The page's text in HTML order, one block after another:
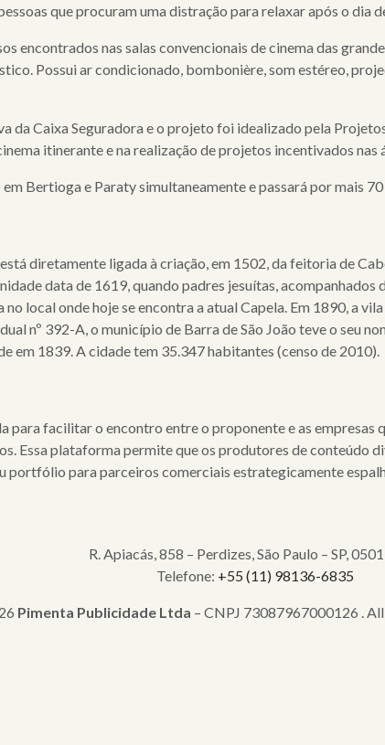
que procuram uma distração para relaxar após o dia
encontrados nas salas convencionais de cinema das
Possui ar condicionado, bombonière, som estéreo,
da Caixa Seguradora e o projeto foi idealizado pela
itinerante e na realização de projetos incentivados
Bertioga e Paraty simultaneamente e passará por mais
diretamente ligada à criação, em 1502, da feitoria de
data de 1619, quando padres jesuítas, acompanhados
local onde hoje se encontra a atual Capela. Em 1890, a
nº 392-A, o município de Barra de São João teve o seu
em 1839. A cidade tem 35.347 habitantes (censo de 2010).
facilitar o encontro entre o proponente e as empresas
Essa plataforma permite que os produtores de conteúdo
portfólio para parceiros comerciais estrategicamente
R. Apiacás, 858 – Perdizes, São Paulo – SP,
Telefone: +55 (11) 98136-6835
Pimenta Publicidade Ltda – CNPJ 73087967000126 .